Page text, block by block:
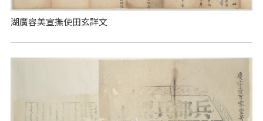
湖廣容美宣撫使田玄詳文